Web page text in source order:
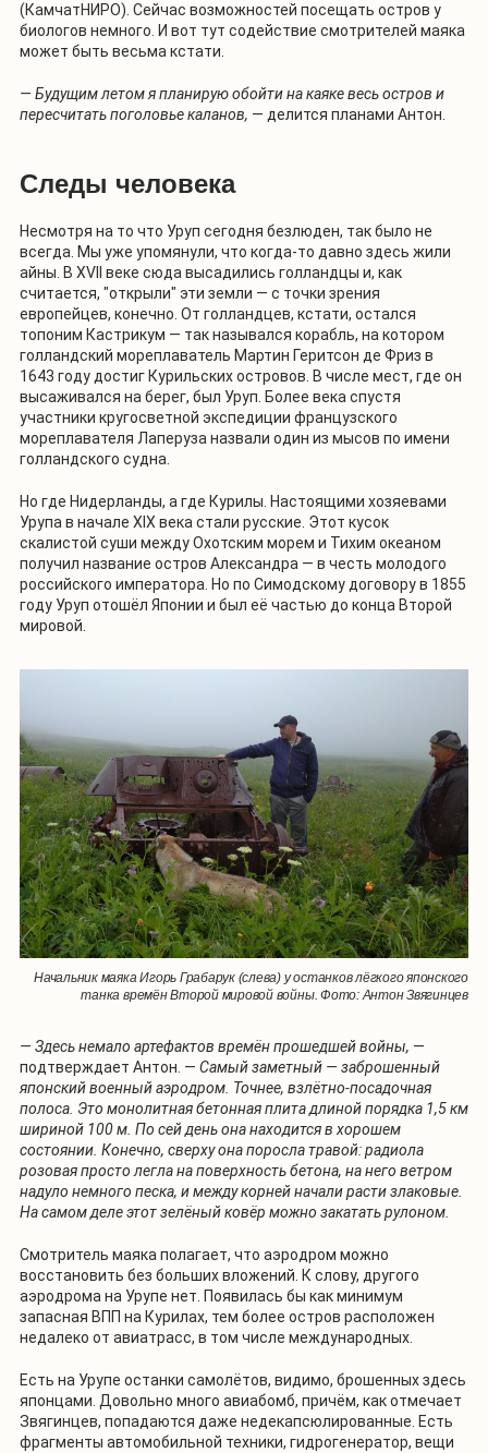
(КамчатНИРО). Сейчас возможностей посещать остров у
биологов немного. И вот тут содействие смотрителей маяка
может быть весьма кстати.
— Будущим летом я планирую обойти на каяке весь остров и
пересчитать поголовье каланов, — делится планами Антон.
Следы человека
Несмотря на то что Уруп сегодня безлюден, так было не
всегда. Мы уже упомянули, что когда-то давно здесь жили
айны. В XVII веке сюда высадились голландцы и, как
считается, "открыли" эти земли — с точки зрения
европейцев, конечно. От голландцев, кстати, остался
топоним Кастрикум — так назывался корабль, на котором
голландский мореплаватель Мартин Геритсон де Фриз в
1643 году достиг Курильских островов. В числе мест, где он
высаживался на берег, был Уруп. Более века спустя
участники кругосветной экспедиции французского
мореплавателя Лаперуза назвали один из мысов по имени
голландского судна.
Но где Нидерланды, а где Курилы. Настоящими хозяевами
Урупа в начале XIX века стали русские. Этот кусок
скалистой суши между Охотским морем и Тихим океаном
получил название остров Александра — в честь молодого
российского императора. Но по Симодскому договору в 1855
году Уруп отошёл Японии и был её частью до конца Второй
мировой.
Начальник маяка Игорь Грабарук (слева) у останков лёгкого японского
танка времён Второй мировой войны. Фото: Антон Звягинцев
— Здесь немало артефактов времён прошедшей войны, —
подтверждает Антон. — Самый заметный — заброшенный
японский военный аэродром. Точнее, взлётно-посадочная
полоса. Это монолитная бетонная плита длиной порядка 1,5 км
шириной 100 м. По сей день она находится в хорошем
состоянии. Конечно, сверху она поросла травой: радиола
розовая просто легла на поверхность бетона, на него ветром
надуло немного песка, и между корней начали расти злаковые.
На самом деле этот зелёный ковёр можно закатать рулоном.
Смотритель маяка полагает, что аэродром можно
восстановить без больших вложений. К слову, другого
аэродрома на Урупе нет. Появилась бы как минимум
запасная ВПП на Курилах, тем более остров расположен
недалеко от авиатрасс, в том числе международных.
Есть на Урупе останки самолётов, видимо, брошенных здесь
японцами. Довольно много авиабомб, причём, как отмечает
Звягинцев, попадаются даже недекапсюлированные. Есть
фрагменты автомобильной техники, гидрогенератор, вещи